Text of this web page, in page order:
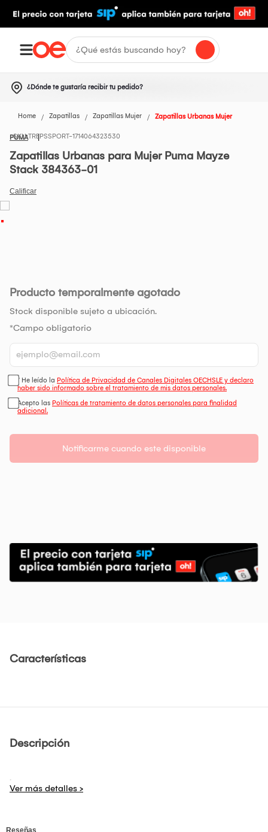
¿Dónde te gustaría recibir tu pedido?
Home Zapatillas Zapatillas Mujer Zapatillas Urbanas Mujer
PUMATREPSSPORT-1714064323530
Zapatillas Urbanas para Mujer Puma Mayze
Stack 384363-01
Producto temporalmente agotado
Stock disponible sujeto a ubicación.
*Campo obligatorio
* He leído la Política de Privacidad de Canales Digitales OECHSLE y declaro
haber sido informado sobre el tratamiento de mis datos personales.
Acepto las Políticas de tratamiento de datos personales para finalidad
adicional.
Notificarme cuando este disponible
Características
Descripción
.